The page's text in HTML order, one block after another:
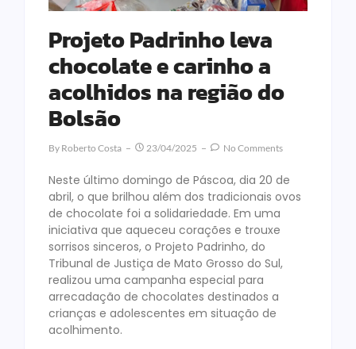
Projeto Padrinho leva
chocolate e carinho a
acolhidos na região do
Bolsão
By Roberto Costa 23/04/2025 No Comments
Neste último domingo de Páscoa, dia 20 de
abril, o que brilhou além dos tradicionais ovos
de chocolate foi a solidariedade. Em uma
iniciativa que aqueceu corações e trouxe
sorrisos sinceros, o Projeto Padrinho, do
Tribunal de Justiça de Mato Grosso do Sul,
realizou uma campanha especial para
arrecadação de chocolates destinados a
crianças e adolescentes em situação de
acolhimento.